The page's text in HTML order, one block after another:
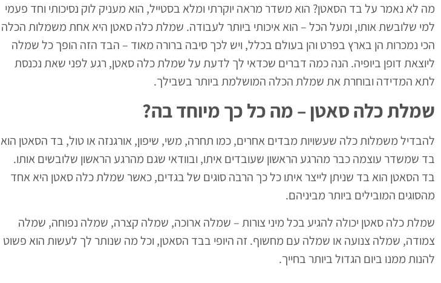
מה לא נאמר על בד הסאטן? הוא משדר מראה יוקרתי ומלא בסטייל, הוא מעניק לוק נסיכותי וחד פעמי
למי שלובשת אותו, ומעל הכל – הוא איכותי ביותר לעבודה. שמלת כלה סאטן היא אחת משמלות הכלה
הכי נמכרות הן בארץ בפרט והן בעולם בכלל, ויש לכך סיבה ברורה מאוד – הבד הזה הופך כל שמלה
ליוצאת דופן ביופיה. הנה כמה דברים שכדאי לך לדעת על שמלת כלה סאטן, רגע לפני שאת נכנסת
לתא המדידה ובוחרת את שמלת הכלה המושלמת ביותר בשבילך.
שמלת כלה סאטן – מה כל כך מיוחד בה?
להבדיל משמלות כלה שעשויות מבדים אחרים, כמו תחרה, משי, שיפון, אורגנזה או טול, בד הסאטן הוא
בד שמשדר עוצמה כבר מהרגע הראשון שעובדים איתו, ובוודאי שגם מהרגע הראשון שלובשים אותו.
בד הסאטן הוא בד שניתן לייצר איתו כל כך הרבה סוגים של בגדים, כאשר שמלת כלה סאטן היא אחד
מהסוגים המובילים ביותר מביניהם.
שמלת כלה סאטן יכולה להגיע בכל מיני צורות – שמלה ארוכה, שמלה קצרה, שמלה נפוחה, שמלה
צמודה, שמלה צנועה או שמלה עם מחשוף. זה היופי בבד הסאטן, וכל מה שנותר לך לעשות הוא פשוט
להנות ממנו ביום הגדול ביותר בחייך.